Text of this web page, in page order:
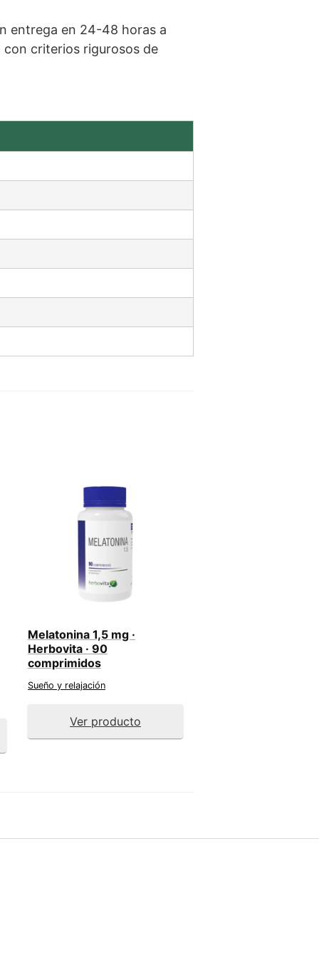
entrega en 24-48 horas a
criterios rigurosos de
Melatonina 1,5 mg ·
Herbovita · 90
comprimidos
Sueño y relajación
Ver producto